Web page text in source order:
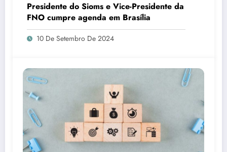
Presidente do Sioms e Vice-Presidente da
FNO cumpre agenda em Brasília
10 De Setembro De 2024